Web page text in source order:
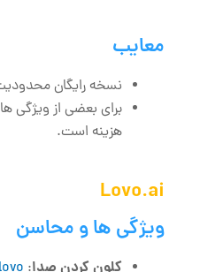
معایب
نسخه رایگان
برای بعضی از ویژگی
هزینه است.
Lovo.ai
ویژگی‌ ها و محاسن